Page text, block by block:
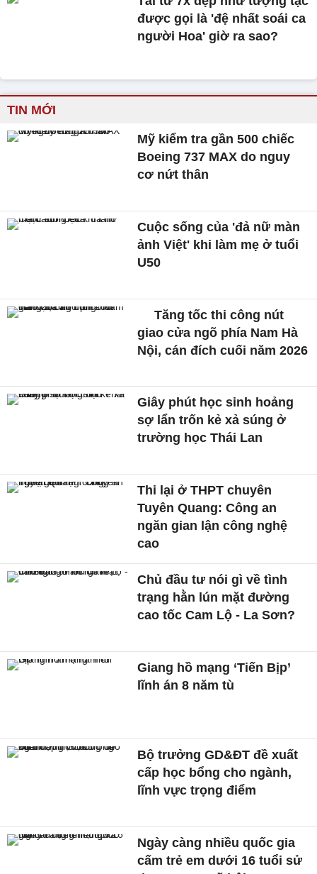
được gọi là 'đệ nhất soái ca
người Hoa' giờ ra sao?
TIN MỚI
Mỹ kiểm tra gần 500 chiếc
Boeing 737 MAX do nguy
cơ nứt thân
Cuộc sống của 'đả nữ màn
ảnh Việt' khi làm mẹ ở tuổi
U50
Tăng tốc thi công nút
giao cửa ngõ phía Nam Hà
Nội, cán đích cuối năm 2026
Giây phút học sinh hoảng
sợ lẩn trốn kẻ xả súng ở
trường học Thái Lan
Thi lại ở THPT chuyên
Tuyên Quang: Công an
ngăn gian lận công nghệ
cao
Chủ đầu tư nói gì về tình
trạng hằn lún mặt đường
cao tốc Cam Lộ - La Sơn?
Giang hồ mạng ‘Tiến Bịp’
lĩnh án 8 năm tù
Bộ trưởng GD&ĐT đề xuất
cấp học bổng cho ngành,
lĩnh vực trọng điểm
Ngày càng nhiều quốc gia
cấm trẻ em dưới 16 tuổi sử